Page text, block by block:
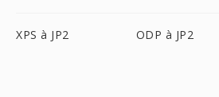
XPS à JP2 ODP à JP2